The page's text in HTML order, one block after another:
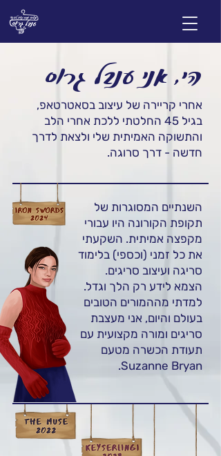
הי, אני ענבל גרוס
אחרי קריירה של עיצוב בסאטרטאפ,
בגיל 45 החלטתי ללכת אחרי הלב
והתשוקה האמיתית שלי ולצאת לדרך
חדשה - דרך סרוגה.
השנתיים המסוגרות של
תקופת הקורונה היו עבורי
מקפצה אמיתית. השקעתי
את כל זמני (וכספי) בלימוד
סריגה ועיצוב סריגים.
הצמא לידע רק הלך וגדל.
למדתי מההמורים הטובים
בעולם והיום, אני מעצבת
סריגים ומורה מקצועית עם
תעודת הכשרה מטעם
Suzanne Bryan.